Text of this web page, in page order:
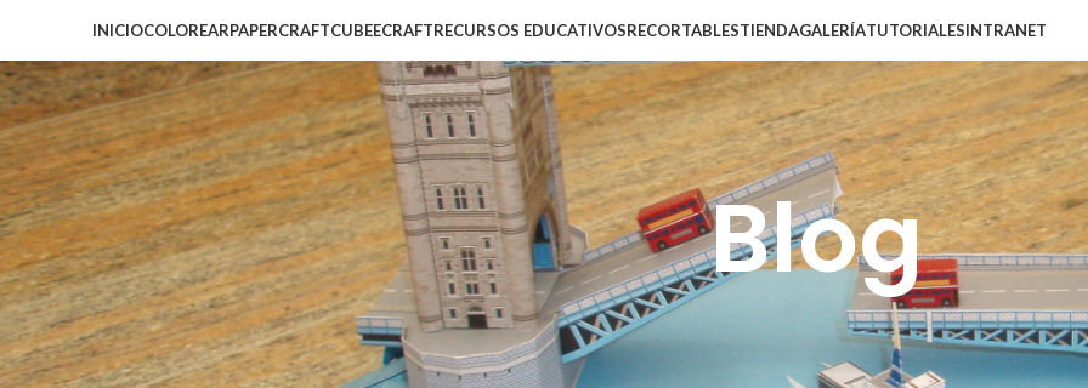
INICIOCOLOREARPAPERCRAFTCUBEECRAFTRECURSOS EDUCATIVOSRECORTABLESTIENDAGALERÍATUTORIALESINTRANET
Blog